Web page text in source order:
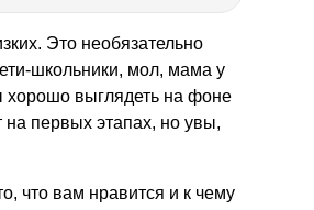
Это необязательно
школьники, мол, мама у
выглядеть на фоне
на первых этапах, но увы,
что вам нравится и к чему